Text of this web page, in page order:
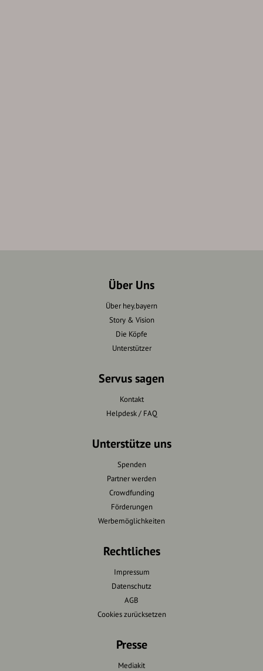
Über Uns
Über hey.bayern
Story & Vision
Die Köpfe
Unterstützer
Servus sagen
Kontakt
Helpdesk / FAQ
Unterstütze uns
Spenden
Partner werden
Crowdfunding
Förderungen
Werbemöglichkeiten
Rechtliches
Impressum
Datenschutz
AGB
Cookies zurücksetzen
Presse
Mediakit